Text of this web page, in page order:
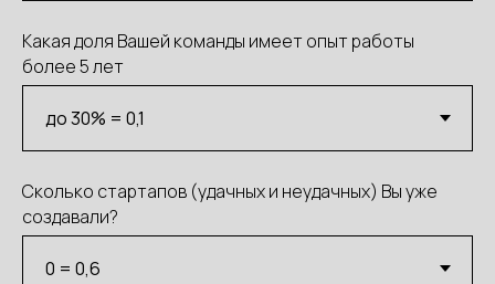
Какая доля Вашей команды имеет опыт работы
более 5 лет
Сколько стартапов (удачных и неудачных) Вы уже
создавали?